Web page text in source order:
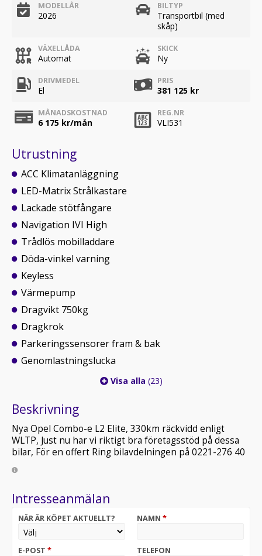
MODELLÅR
2026
BILTYP
Transportbil (med
skåp)
VÄXELLÅDA
Automat
SKICK
Ny
DRIVMEDEL
El
PRIS
381 125 kr
MÅNADSKOSTNAD
6 175 kr/mån
REG.NR
VLI531
Utrustning
ACC Klimatanläggning
LED-Matrix Strålkastare
Lackade stötfångare
Navigation IVI High
Trådlös mobilladdare
Döda-vinkel varning
Keyless
Värmepump
Dragvikt 750kg
Dragkrok
Parkeringssensorer fram & bak
Genomlastningslucka
Visa alla (23)
Beskrivning
Nya Opel Combo-e L2 Elite, 330km räckvidd enligt
WLTP, Just nu har vi riktigt bra företagsstöd på dessa
bilar, För en offert Ring bilavdelningen på 0221-276 40
Intresseanmälan
NÄR ÄR KÖPET AKTUELLT? NAMN *
E-POST * TELEFON